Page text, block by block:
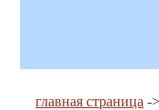
главная страница ->